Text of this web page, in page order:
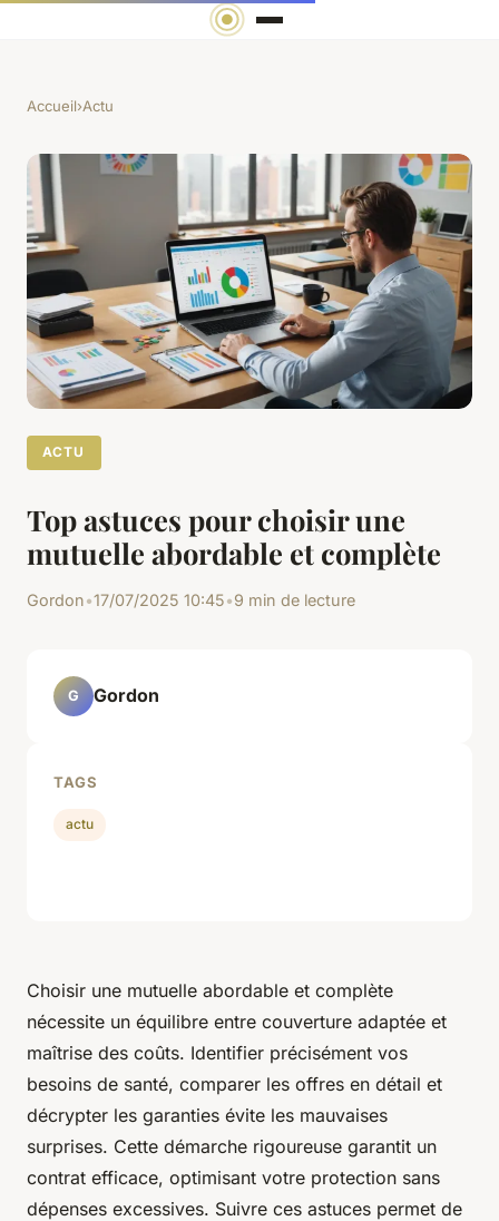
Accueil›Actu
ACTU
Top astuces pour choisir une
mutuelle abordable et complète
Gordon•17/07/2025 10:45•9 min de lecture
Choisir une mutuelle abordable et complète
nécessite un équilibre entre couverture adaptée et
maîtrise des coûts. Identifier précisément vos
besoins de santé, comparer les offres en détail et
décrypter les garanties évite les mauvaises
surprises. Cette démarche rigoureuse garantit un
contrat efficace, optimisant votre protection sans
dépenses excessives. Suivre ces astuces permet de
G Gordon
TAGS
actu